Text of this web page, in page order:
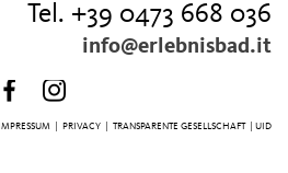
Tel. +39 0473 668 036
info@erlebnisbad.it
IMPRESSUM| PRIVACY| TRANSPARENTE GESELLSCHAFT | UID